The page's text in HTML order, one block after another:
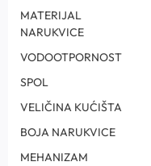
MATERIJAL
NARUKVICE
VODOOTPORNOST
SPOL
VELIČINA KUĆIŠTA
BOJA NARUKVICE
MEHANIZAM